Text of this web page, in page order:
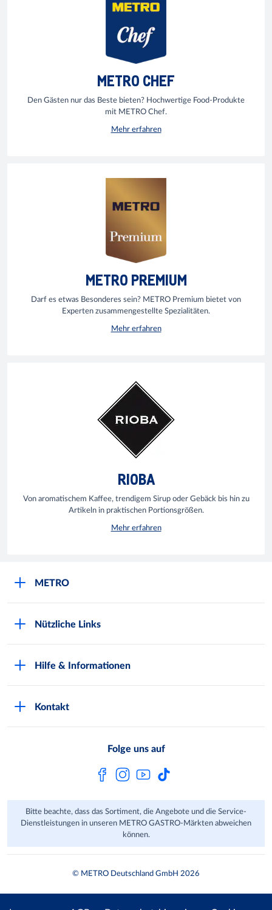
METRO CHEF
Den Gästen nur das Beste bieten? Hochwertige Food-Produkte
mit METRO Chef.
Mehr erfahren
METRO PREMIUM
Darf es etwas Besonderes sein? METRO Premium bietet von
Experten zusammengestellte Spezialitäten.
Mehr erfahren
RIOBA
Von aromatischem Kaffee, trendigem Sirup oder Gebäck bis hin zu
Artikeln in praktischen Portionsgrößen.
Mehr erfahren
METRO
Presse
Nützliche Links
Hilfe & Informationen
Kundenfeedback
FAQ
Kontakt
Folge uns auf
Bitte beachte, dass das Sortiment, die Angebote und die Service-
Dienstleistungen in unseren METRO GASTRO-Märkten abweichen
können.
© METRO Deutschland GmbH 2026